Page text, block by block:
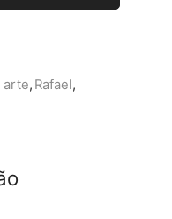
arte, Rafael,